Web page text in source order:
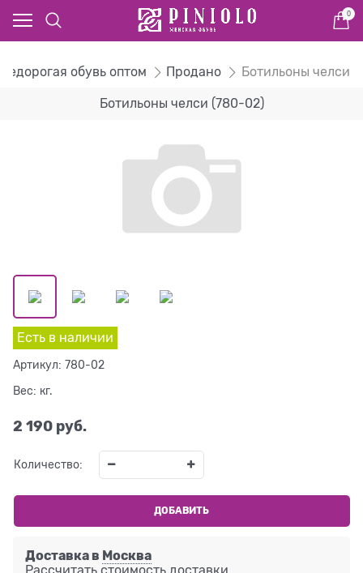
0
обувь оптом Продано Ботильоны челси
Ботильоны челси (780-02)
Есть в наличии
Артикул: 780-02
Вес: кг.
2 190 руб.
Количество:
ДОБАВИТЬ
Доставка в Москва